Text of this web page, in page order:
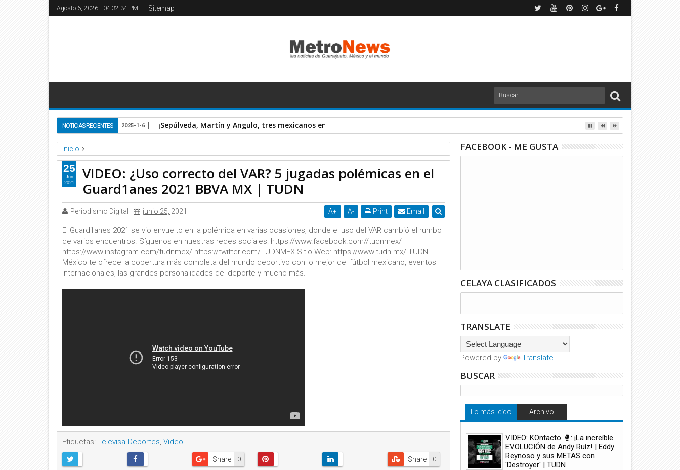
Agosto 6, 2026 04:32:34 PM Sitemap
NOTICIAS RECIENTES ¡Sepúlveda, Martín y Angulo, tres mexicanos en el Top 10 de goleadores del Apertura 2024! | TUDN
2025-1-6
Inicio
Televisa Deportes
Video
VIDEO: ¿Uso correcto del VAR? 5 jugadas polémicas en el Guard1anes 2021 BBVA MX | TUDN
VIDEO: ¿Uso correcto del VAR? 5 jugadas polémicas en el
Guard1anes 2021 BBVA MX | TUDN
Periodismo Digital junio 25, 2021 A+ A- Print Email
El Guard1anes 2021 se vio envuelto en la polémica en varias ocasiones, donde el uso del VAR cambió el rumbo
de varios encuentros. Síguenos en nuestras redes sociales: https://www.facebook.com//tudnmex/
https://www.instagram.com/tudnmex/ https://twitter.com/TUDNMEX Sitio Web: https://www.tudn.mx/ TUDN
México te ofrece la cobertura más completa del mundo deportivo con lo mejor del fútbol mexicano, eventos
internacionales, las grandes personalidades del deporte y mucho más.
Etiquetas: Televisa Deportes, Video
0
Share 0
Share
25
Jun
2021
FACEBOOK - ME GUSTA
CELAYA CLASIFICADOS
TRANSLATE
Powered by Translate
BUSCAR
Lo más leído Archivo
VIDEO: KOntacto 🥊: ¡La increíble
EVOLUCIÓN de Andy Ruíz! | Eddy
Reynoso y sus METAS con
'Destroyer' | TUDN